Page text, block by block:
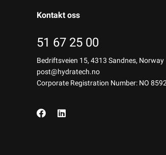
Kontakt oss
51 67 25 00
Bedriftsveien 15, 4313 Sandnes, Norway
post@hydratech.no
Corporate Registration Number: NO